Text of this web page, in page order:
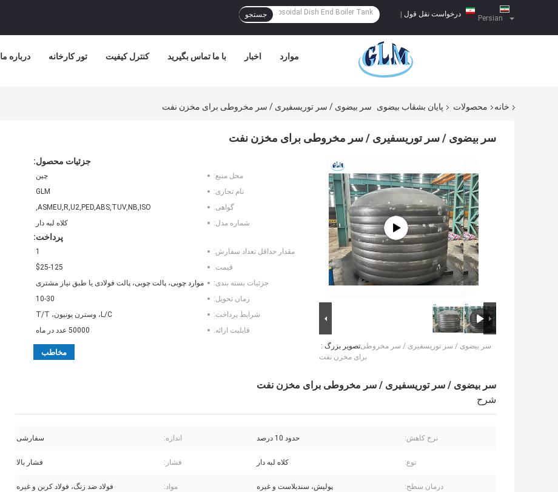
Persian درخواست نقل قول جستجو
درباره ما تور کارخانه کنترل کیفیت با ما تماس بگیرید اخبار موارد
خانه محصولات پایان بشقاب بیضوی سر بیضوی / سر توریسفیری / سر مخروطی برای مخزن نفت
سر بیضوی / سر توریسفیری / سر مخروطی برای مخزن نفت
تصویر بزرگ :سر بیضوی / سر توریسفیری / سر مخروطی
برای مخزن نفت
جزئیات محصول:
محل منبع:
چین
نام تجاری:
GLM
گواهی:
ASMEU,R,U2,PED,ABS,TUV,NB,ISO,
شماره مدل:
کلاه لبه دار
پرداخت:
مقدار حداقل تعداد سفارش:
1
قیمت:
$25-125
جزئیات بسته بندی:
موارد چوبی، پالت چوبی، پالت فولادی یا طبق نیاز مشتری
زمان تحویل:
10-30
شرایط پرداخت:
L/C، وسترن یونیون، T/T
قابلیت ارائه:
50000 عدد در ماه
مخاطب
سر بیضوی / سر توریسفیری / سر مخروطی برای مخزن نفت
شرح
نرخ کاهش: حدود 10 درصد اندازه: سفارشی
نوع: کلاه لبه دار فشار: فشار بالا
درمان سطح: پولیش، سندبلاست و غیره مواد: فولاد ضد زنگ، فولاد کربن و غیره